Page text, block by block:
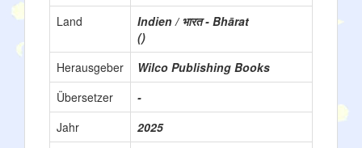
Land
Indien / भारत - Bhārat
()
Herausgeber
Wilco Publishing Books
Übersetzer
-
Jahr
2025